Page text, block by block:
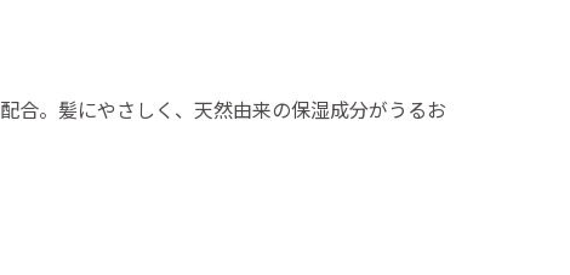
合。髪にやさしく、天然由来の保湿成分がうるお